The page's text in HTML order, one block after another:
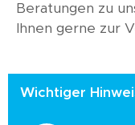
Wichtiger
Beratungen zu
Ihnen gerne zur